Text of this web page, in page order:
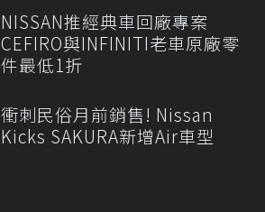
NISSAN推經典車回廠專案
CEFIRO與INFINITI老車原廠零
件最低1折
衝刺民俗月前銷售! Nissan
Kicks SAKURA新增Air車型